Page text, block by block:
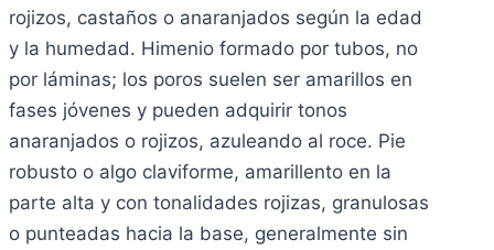
rojizos, castaños o anaranjados según la edad
y la humedad. Himenio formado por tubos, no
por láminas; los poros suelen ser amarillos en
fases jóvenes y pueden adquirir tonos
anaranjados o rojizos, azuleando al roce. Pie
robusto o algo claviforme, amarillento en la
parte alta y con tonalidades rojizas, granulosas
o punteadas hacia la base, generalmente sin